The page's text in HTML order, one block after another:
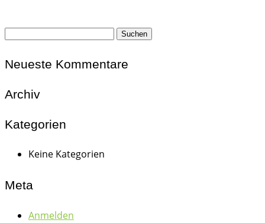
Suchen
Neueste Kommentare
Archiv
Kategorien
Keine Kategorien
Meta
Anmelden